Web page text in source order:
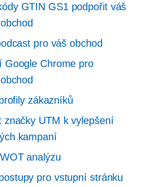
GTIN GS1 podpořit váš
pro váš obchod
Google Chrome pro
zákazníků
značky UTM k vylepšení
kampaní
analýzu
pro vstupní stránku